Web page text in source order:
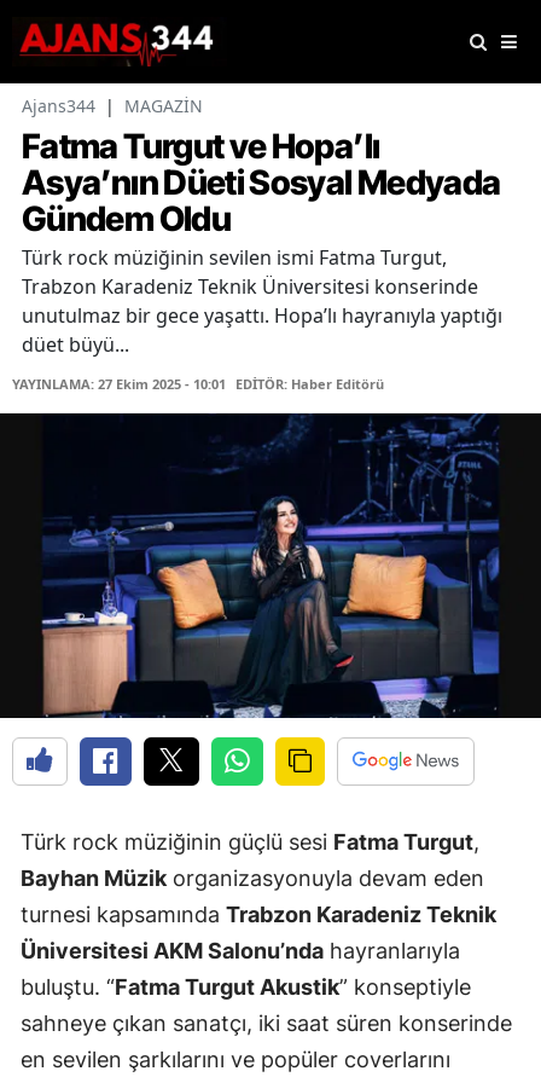
Ajans344 | MAGAZİN
Fatma Turgut ve Hopa’lı
Asya’nın Düeti Sosyal Medyada
Gündem Oldu
Türk rock müziğinin sevilen ismi Fatma Turgut,
Trabzon Karadeniz Teknik Üniversitesi konserinde
unutulmaz bir gece yaşattı. Hopa’lı hayranıyla yaptığı
düet büyü...
YAYINLAMA: 27 Ekim 2025 - 10:01 EDİTÖR: Haber Editörü
Türk rock müziğinin güçlü sesi Fatma Turgut,
Bayhan Müzikorganizasyonuyla devam eden
turnesi kapsamında Trabzon Karadeniz Teknik
Üniversitesi AKM Salonu’nda hayranlarıyla
buluştu. “Fatma Turgut Akustik” konseptiyle
sahneye çıkan sanatçı, iki saat süren konserinde
en sevilen şarkılarını ve popüler coverlarını